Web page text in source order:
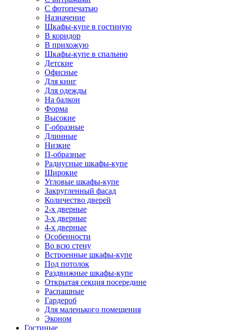
С фотопечатью
Назначение
Шкафы-купе в гостиную
В коридор
В прихожую
Шкафы-купе в спальню
Детские
Офисные
Для книг
Для одежды
На балкон
Форма
Высокие
Г-образные
Длинные
Низкие
П-образные
Радиусные шкафы-купе
Широкие
Угловые шкафы-купе
Закругленный фасад
Количество дверей
2-х дверные
3-х дверные
4-х дверные
Особенности
Во всю стену
Встроенные шкафы-купе
Под потолок
Раздвижные шкафы-купе
Открытая секция посередине
Распашные
Гардероб
Для маленького помещения
Эконом
Гостиные